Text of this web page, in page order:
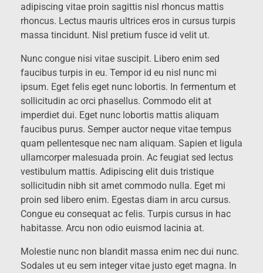
adipiscing vitae proin sagittis nisl rhoncus mattis
rhoncus. Lectus mauris ultrices eros in cursus turpis
massa tincidunt. Nisl pretium fusce id velit ut.
Nunc congue nisi vitae suscipit. Libero enim sed
faucibus turpis in eu. Tempor id eu nisl nunc mi
ipsum. Eget felis eget nunc lobortis. In fermentum et
sollicitudin ac orci phasellus. Commodo elit at
imperdiet dui. Eget nunc lobortis mattis aliquam
faucibus purus. Semper auctor neque vitae tempus
quam pellentesque nec nam aliquam. Sapien et ligula
ullamcorper malesuada proin. Ac feugiat sed lectus
vestibulum mattis. Adipiscing elit duis tristique
sollicitudin nibh sit amet commodo nulla. Eget mi
proin sed libero enim. Egestas diam in arcu cursus.
Congue eu consequat ac felis. Turpis cursus in hac
habitasse. Arcu non odio euismod lacinia at.
Molestie nunc non blandit massa enim nec dui nunc.
Sodales ut eu sem integer vitae justo eget magna. In